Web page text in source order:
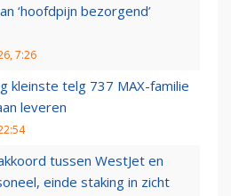
‘hoofdpijn bezorgend’
7:26
kleinste telg 737 MAX-familie
leveren
tussen WestJet en
einde staking in zicht